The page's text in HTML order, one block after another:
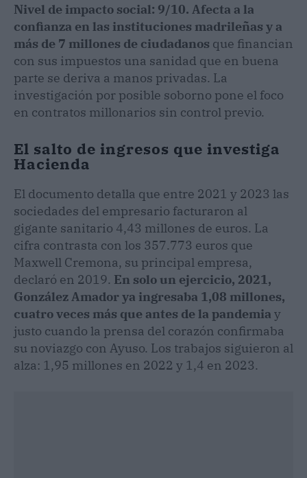
Nivel de impacto social: 9/10. Afecta a la
confianza en las instituciones madrileñas y a
más de 7 millones de ciudadanos que financian
con sus impuestos una sanidad que en buena
parte se deriva a manos privadas. La
investigación por posible soborno pone el foco
en contratos millonarios sin control previo.
El salto de ingresos que investiga
Hacienda
El documento detalla que entre 2021 y 2023 las
sociedades del empresario facturaron al
gigante sanitario 4,43 millones de euros. La
cifra contrasta con los 357.773 euros que
Maxwell Cremona, su principal empresa,
declaró en 2019. En solo un ejercicio, 2021,
González Amador ya ingresaba 1,08 millones,
cuatro veces más que antes de la pandemia y
justo cuando la prensa del corazón confirmaba
su noviazgo con Ayuso. Los trabajos siguieron al
alza: 1,95 millones en 2022 y 1,4 en 2023.